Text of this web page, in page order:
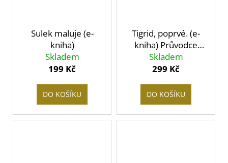
Sulek maluje (e-
kniha)
Skladem
199 Kč
DO KOŠÍKU
Tigrid, poprvé. (e-
kniha) Průvodce
osudem
inteligentního muže
Skladem
299 Kč
DO KOŠÍKU